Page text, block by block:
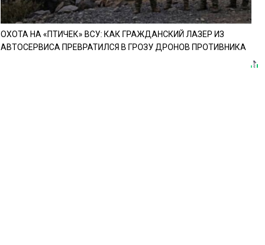
ОХОТА НА «ПТИЧЕК» ВСУ: КАК ГРАЖДАНСКИЙ ЛАЗЕР ИЗ
АВТОСЕРВИСА ПРЕВРАТИЛСЯ В ГРОЗУ ДРОНОВ ПРОТИВНИКА